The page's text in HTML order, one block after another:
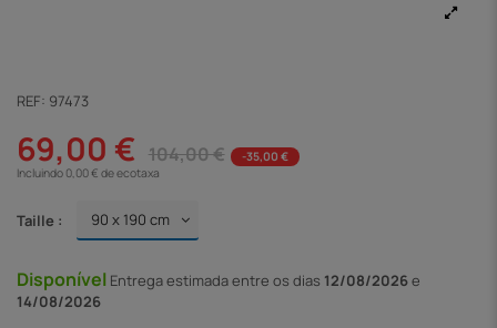
REF: 97473
69,00 € 104,00 €
-35,00 €
Incluindo 0,00 € de ecotaxa
Taille :
Disponível Entregaestimada entre os dias 12/08/2026e
14/08/2026